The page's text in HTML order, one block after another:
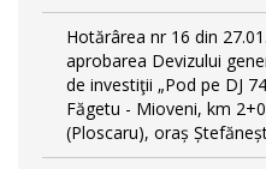
Hotărârea nr 16 din
aprobarea Devizului
de investiţii „Pod pe DJ
Făgetu - Mioveni, km
(Ploscaru), oraș